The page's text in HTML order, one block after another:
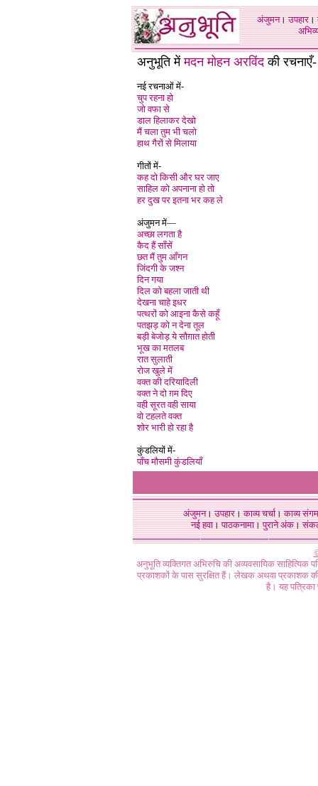
अंजुमन।उपहार।
अनुभूति मेंमदन मोहन अरविंदकी रचनाएँ-
नई रचनाओं में-
चुप रहना हो
जो वफा से
डाल हिलाकर देखो
मैं चला तुम भी चलो
हाथ गैरों से मिलाया
गीतों में-
कह दो किसी और घर जाए
साहिल को अपनाना हो तो
हर दुख पर इतना भर कह ले
अंजुमन में—
अच्छा लगता है
कैद हैं साँसें
छत मैं तुम आँगन
जिंदगी के जश्न
दिन गया
दिल को बहला जाती थी
देखना चाहे इधर
पत्थरों को आइना कैसे कहूँ
पतझड़ को न देना तूल
बड़ी बेजोड़ ये सौग़ात होती
भूख का मतलब
रात सुलाती
रोज खुले मे
वक्त की दरियादिली
वक्त ने दो ग़म दिए
वही सूरत वही साया
वो टहलते वक्त
शोर भारी हो रहा है
कुंडलियों में-
पाँच मौसमी कुंडलियाँ
अंजुमन।उपहार।काव्य चर्चा।काव्य संगम
नई हवा। पाठकनामा। पुराने अंक।
अनुभूति व्यक्तिगत अभिरुचि की अव्यवसायिक
प्रकाशकों के पास सुरक्षित हैं। लेखक अथवा प्रकाशक की
है। यह पत्रिका